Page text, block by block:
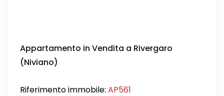
Appartamento in Vendita a Rivergaro
(Niviano)
Riferimento immobile: AP561